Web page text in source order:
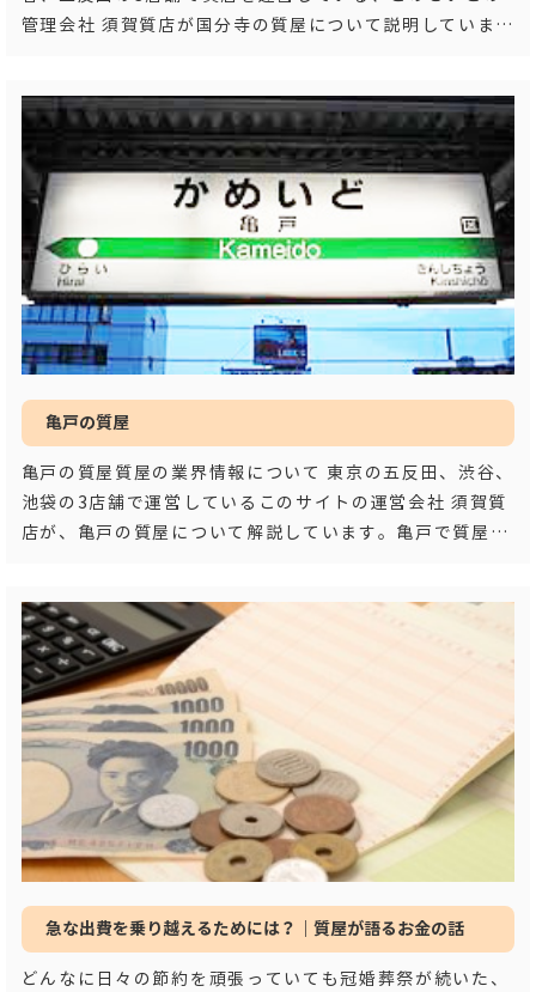
管理会社 須賀質店が国分寺の質屋について説明していま
亀戸の質屋
亀戸の質屋質屋の業界情報について 東京の五反田、渋谷、
池袋の3店舗で運営しているこのサイトの運営会社 須賀質
店が、亀戸の質屋について解説しています。亀戸で質屋か
急な出費を乗り越えるためには？｜質屋が語るお金の話
どんなに日々の節約を頑張っていても冠婚葬祭が続いた、